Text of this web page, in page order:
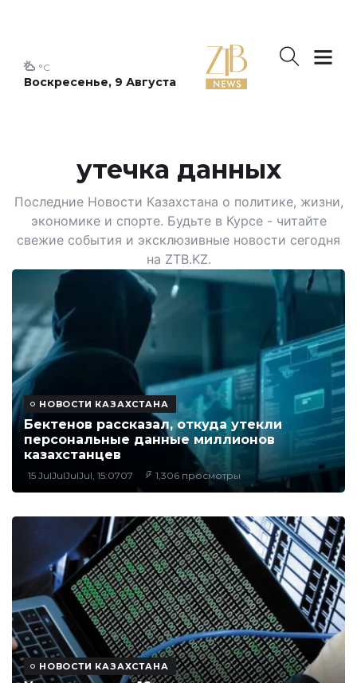
Воскресенье, 9 Августа
°C
утечка данных
Последние Новости Казахстана о политике, жизни,
экономике и спорте. Будьте в Курсе - читайте
свежие события и эксклюзивные новости сегодня
на ZTB.KZ.
НОВОСТИ КАЗАХСТАНА
Бектенов рассказал, откуда утекли
персональные данные миллионов
казахстанцев
15 JulJulJulJul, 15:0707 1,306 просмотры
НОВОСТИ КАЗАХСТАНА